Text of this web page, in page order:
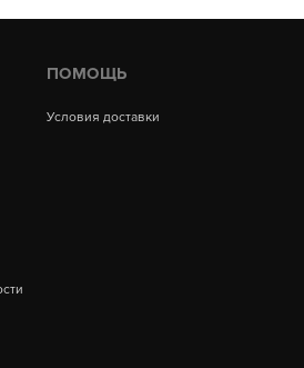
ПОМОЩЬ
Условия доставки